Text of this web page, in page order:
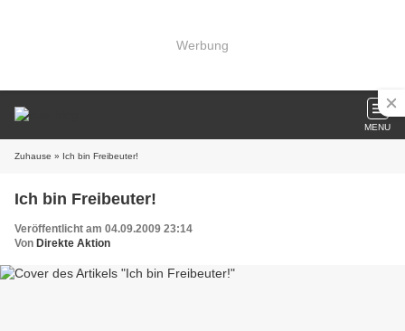
Werbung
MENU
Zuhause » Ich bin Freibeuter!
Ich bin Freibeuter!
Veröffentlicht am 04.09.2009 23:14
Von Direkte Aktion